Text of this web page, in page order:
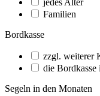
jedes Alter
Familien
Bordkasse
zzgl. weiterer
die
Segeln in den Monaten